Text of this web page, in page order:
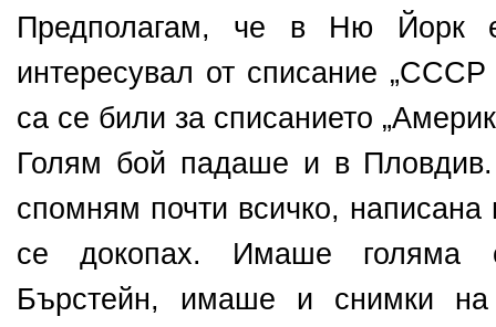
Предполагам, че в Ню Йорк
интересувал от списание „СССР
са се били за списанието
Голям бой падаше и в
спомням почти всичко, написана
се докопах. Имаше голяма
Бърстейн, имаше и снимки на